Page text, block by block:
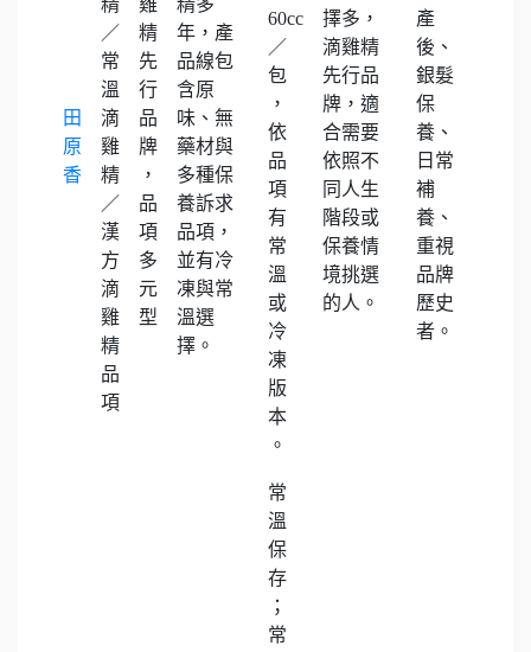
田
原
香
精
／
常
溫
滴
雞
精
／
漢
方
滴
雞
精
品
項
雞
精
先
行
品
牌
，
品
項
多
元
型
精多
年，產
品線包
含原
味、無
藥材與
多種保
養訴求
品項，
並有冷
凍與常
溫選
擇。
60cc
／
包
，
依
品
項
有
常
溫
或
冷
凍
版
本
。
擇多，
滴雞精
先行品
牌，適
合需要
依照不
同人生
階段或
保養情
境挑選
的人。
產
後、
銀髮
保
養、
日常
補
養、
重視
品牌
歷史
者。
常
溫
保
存
；
常